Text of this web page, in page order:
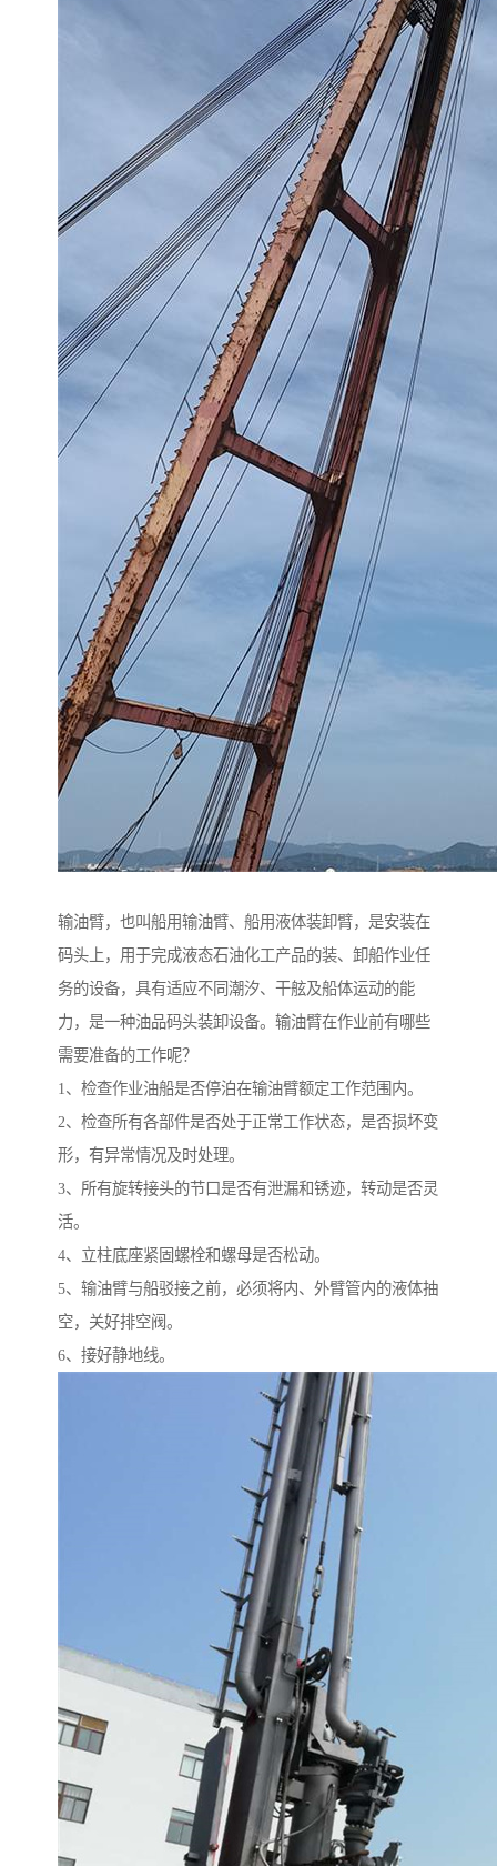
输油臂，也叫船用输油臂、船用液体装卸臂，是安装在
码头上，用于完成液态石油化工产品的装、卸船作业任
务的设备，具有适应不同潮汐、干舷及船体运动的能
力，是一种油品码头装卸设备。输油臂在作业前有哪些
需要准备的工作呢？
1、检查作业油船是否停泊在输油臂额定工作范围内。
2、检查所有各部件是否处于正常工作状态，是否损坏变
形，有异常情况及时处理。
3、所有旋转接头的节口是否有泄漏和锈迹，转动是否灵
活。
4、立柱底座紧固螺栓和螺母是否松动。
5、输油臂与船驳接之前，必须将内、外臂管内的液体抽
空，关好排空阀。
6、接好静地线。